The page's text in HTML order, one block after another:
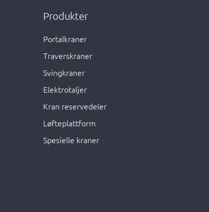
Produkter
Portalkraner
Traverskraner
Svingkraner
Elektrotaljer
Kran reservedeler
Løfteplattform
Spesielle kraner